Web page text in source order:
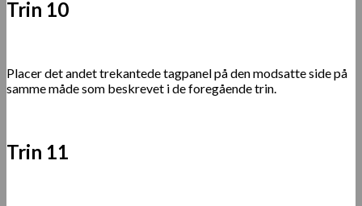
Trin 10
Placer det andet trekantede tagpanel på den modsatte side på
samme måde som beskrevet i de foregående trin.
Trin 11